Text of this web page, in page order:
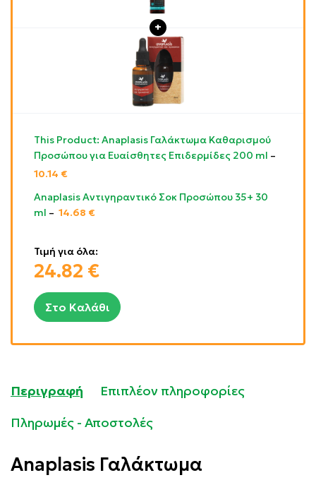
Τιμή για όλα:
24.82 €
Στο Καλάθι
This Product: Anaplasis Γαλάκτωμα Καθαρισμού
Προσώπου για Ευαίσθητες Επιδερμίδες 200 ml –
10.14 €
Anaplasis Αντιγηραντικό Σοκ Προσώπου 35+ 30
ml – 14.68 €
Περιγραφή
Επιπλέον πληροφορίες
Πληρωμές - Αποστολές
Anaplasis Γαλάκτωμα